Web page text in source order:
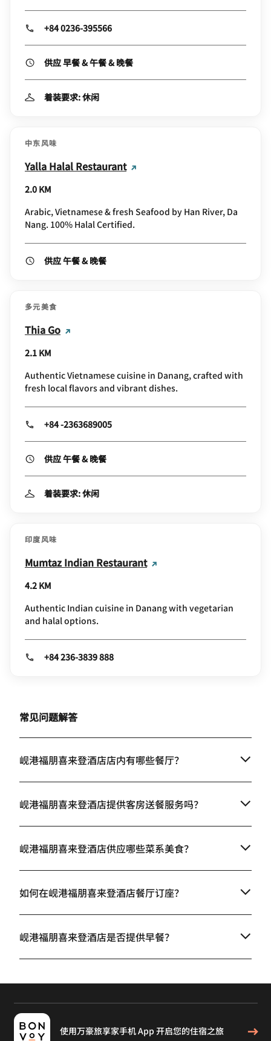
+84 0236-395566
供应 早餐 & 午餐 & 晚餐
着装要求: 休闲
中东风味
Yalla Halal Restaurant
2.0 KM
Arabic, Vietnamese & fresh Seafood by Han River, Da
Nang. 100% Halal Certified.
供应 午餐 & 晚餐
多元美食
Thia Go
2.1 KM
Authentic Vietnamese cuisine in Danang, crafted with
fresh local flavors and vibrant dishes.
+84 -2363689005
供应 午餐 & 晚餐
着装要求: 休闲
印度风味
Mumtaz Indian Restaurant
4.2 KM
Authentic Indian cuisine in Danang with vegetarian
and halal options.
+84 236-3839 888
常见问题解答
岘港福朋喜来登酒店店内有哪些餐厅？
岘港福朋喜来登酒店提供客房送餐服务吗？
岘港福朋喜来登酒店供应哪些菜系美食？
如何在岘港福朋喜来登酒店餐厅订座？
岘港福朋喜来登酒店是否提供早餐？
使用万豪旅享家手机 App 开启您的住宿之旅